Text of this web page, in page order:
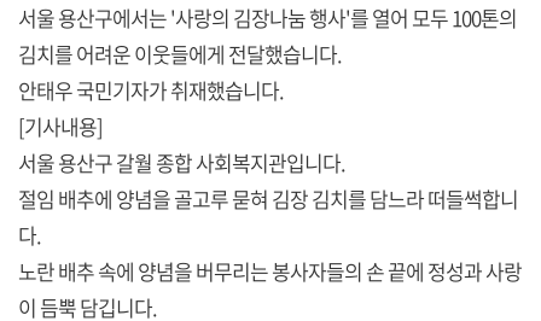
서울 용산구에서는 '사랑의 김장나눔 행사'를 열어 모두 100톤의
김치를 어려운 이웃들에게 전달했습니다.
안태우 국민기자가 취재했습니다.
[기사내용]
서울 용산구 갈월 종합 사회복지관입니다.
절임 배추에 양념을 골고루 묻혀 김장 김치를 담느라 떠들썩합니
다.
노란 배추 속에 양념을 버무리는 봉사자들의 손 끝에 정성과 사랑
이 듬뿍 담깁니다.